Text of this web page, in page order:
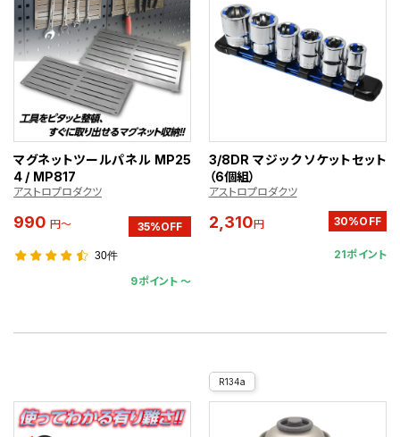
マグネットツールパネル MP25
4 / MP817
アストロプロダクツ
990 円～ 35%OFF
30件
9ポイント 〜
3/8DR マジックソケットセット
（6個組）
アストロプロダクツ
2,310円 30%OFF
21ポイント
R134a